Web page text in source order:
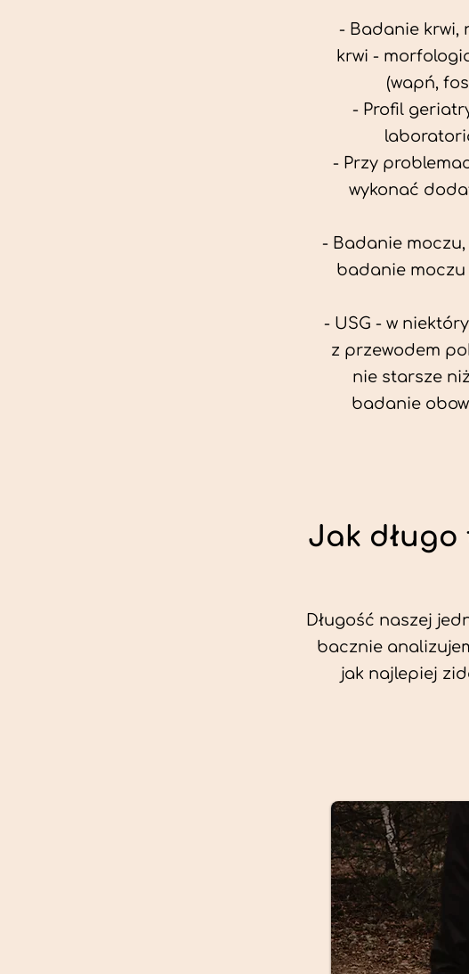
- Badanie krwi,
krwi -
(wapń,
- Profil
- Przy
wykonać
- Badanie
badanie moczu
- USG - w
z przewodem
nie starsze
badanie
Jak
Długość naszej
bacznie
jak najlepiej